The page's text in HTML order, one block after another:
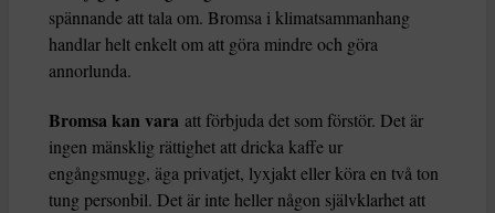
spännande att tala om. Bromsa i klimatsammanhang
handlar helt enkelt om att göra mindre och göra
annorlunda.
Bromsa kan vara att förbjuda det som förstör. Det är
ingen mänsklig rättighet att dricka kaffe ur
engångsmugg, äga privatjet, lyxjakt eller köra en två ton
tung personbil. Det är inte heller någon självklarhet att